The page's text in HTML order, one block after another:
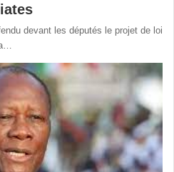
devant les députés le projet de loi